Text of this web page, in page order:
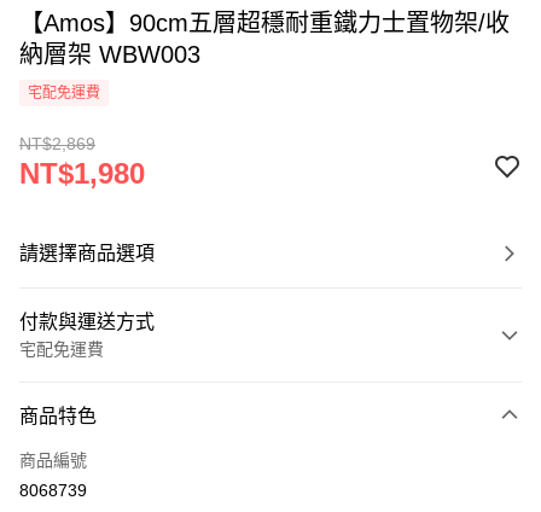
【Amos】90cm五層超穩耐重鐵力士置物架/收
納層架 WBW003
宅配免運費
NT$2,869
NT$1,980
請選擇商品選項
付款與運送方式
宅配免運費
信用卡一次付款
LINE Pay
商品特色
商品編號
8068739